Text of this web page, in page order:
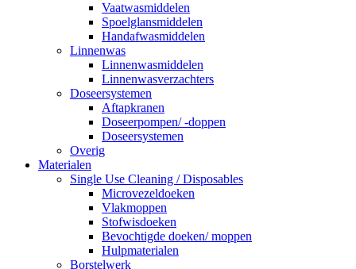
Vaatwasmiddelen
Spoelglansmiddelen
Handafwasmiddelen
Linnenwas
Linnenwasmiddelen
Linnenwasverzachters
Doseersystemen
Aftapkranen
Doseerpompen/ -doppen
Doseersystemen
Overig
Materialen
Single Use Cleaning / Disposables
Microvezeldoeken
Vlakmoppen
Stofwisdoeken
Bevochtigde doeken/ moppen
Hulpmaterialen
Borstelwerk